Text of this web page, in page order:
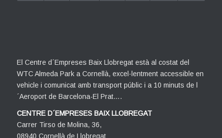
El Centre d´Empreses Baix Llobregat està al costat del
WTC Almeda Park a Cornellà, excel·lentment accessible en
vehicle i comunicat amb transport públic i a 10 minuts de l
´Aeroport de Barcelona-El Prat….
CENTRE D´EMPRESES BAIX LLOBREGAT
Carrer Tirso de Molina, 36,
08940 Cornellà de Llobregat